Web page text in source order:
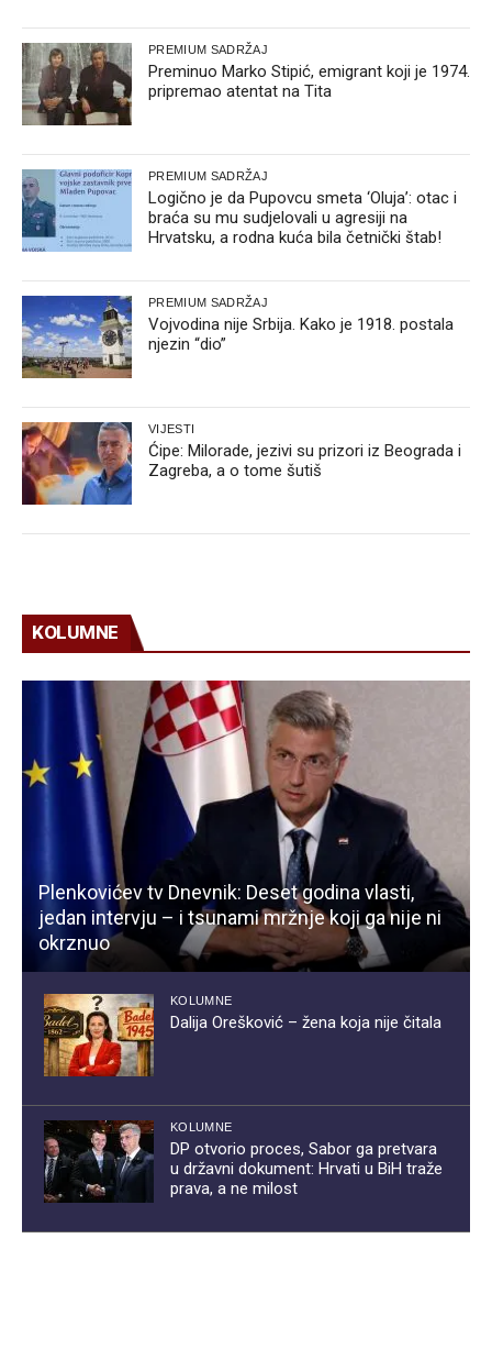
PREMIUM SADRŽAJ
Preminuo Marko Stipić, emigrant koji je 1974.
pripremao atentat na Tita
PREMIUM SADRŽAJ
Logično je da Pupovcu smeta ‘Oluja’: otac i
braća su mu sudjelovali u agresiji na
Hrvatsku, a rodna kuća bila četnički štab!
PREMIUM SADRŽAJ
Vojvodina nije Srbija. Kako je 1918. postala
njezin “dio”
VIJESTI
Ćipe: Milorade, jezivi su prizori iz Beograda i
Zagreba, a o tome šutiš
KOLUMNE
Plenkovićev tv Dnevnik: Deset godina vlasti,
jedan intervju – i tsunami mržnje koji ga nije ni
okrznuo
KOLUMNE
Dalija Orešković – žena koja nije čitala
KOLUMNE
DP otvorio proces, Sabor ga pretvara
u državni dokument: Hrvati u BiH traže
prava, a ne milost